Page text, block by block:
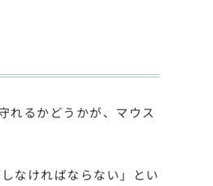
れるかどうかが、マウス
なければならない」とい